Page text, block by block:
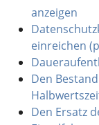
anzeigen
einreichen
Den
Den Ersatz